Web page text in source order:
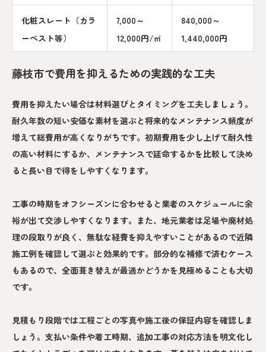
化粧スレート（カラ
ーベスト等）
7,000～
12,000円/㎡
840,000～
1,440,000円
藤枝市で費用を抑えるための実践的な工夫
費用を抑えたい場合は材料選びとタイミングを工夫しましょう。
耐久年数の短い安価な素材を選ぶと将来的なメンテナンス頻度が
増えて総費用が高くなりがちです。初期費用を少し上げて耐久性
の高い材料にするか、メンテナンスで延命するかを比較して決め
ると長い目で得をしやすくなります。
工事の時期をオフシーズンに合わせると業者のスケジュールに余
裕が出て交渉しやすくなります。また、地元業者は足場や廃材処
理の段取りが良く、無駄な経費を抑えやすいことがあるので近隣
施工例を確認して選ぶと効果的です。部分的な補修で済むケース
もあるので、全面葺き替えが最適かどうかを見極めることも大切
です。
見積もり段階では工程ごとの写真や施工後の保証内容を確認しま
しょう。支払い条件や着工時期、追加工事の対応方法を明文化し